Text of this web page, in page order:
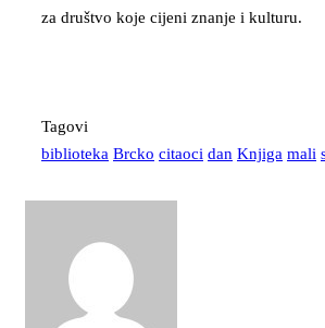
za društvo koje cijeni znanje i kulturu.
Tagovi
biblioteka Brcko citaoci dan Knjiga mali